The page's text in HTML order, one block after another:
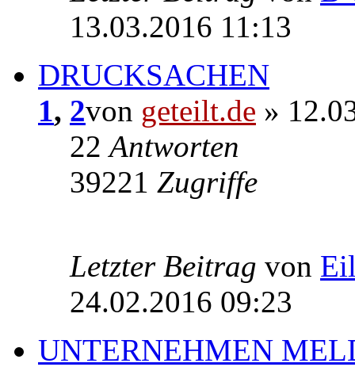
13.03.2016 11:13
DRUCKSACHEN
1, 2von geteilt.de »
22Antworten
39221 Zugriffe
Letzter Beitrag von
24.02.2016 09:23
UNTERNEHMEN